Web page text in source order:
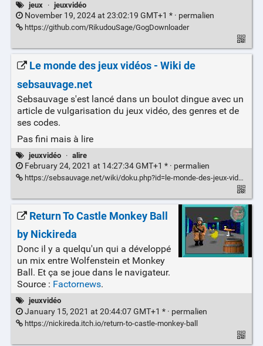
jeux · jeuxvidéo
November 19, 2024 at 23:02:19 GMT+1 * · permalien
https://github.com/RikudouSage/GogDownloader
Le monde des jeux vidéos - Wiki de
sebsauvage.net
Sebsauvage s'est lancé dans un boulot dingue avec un
article de vulgarisation du jeux vidéo, des genres et de
ses codes.
Pas fini mais à lire
jeuxvidéo · alire
February 24, 2021 at 14:27:34 GMT+1 * · permalien
https://sebsauvage.net/wiki/doku.php?id=le-monde-des-jeux-videos
Return To Castle Monkey Ball
by Nickireda
Donc il y a quelqu'un qui a développé
un mix entre Wolfenstein et Monkey
Ball. Et ça se joue dans le navigateur.
Source : Factornews.
jeuxvidéo
January 15, 2021 at 20:44:07 GMT+1 * · permalien
https://nickireda.itch.io/return-to-castle-monkey-ball